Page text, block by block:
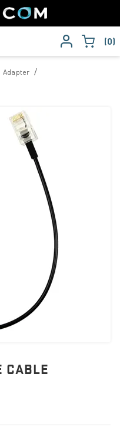
0
/
Adapter
CABLE